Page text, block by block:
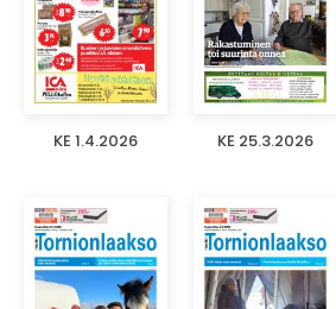
KE 1.4.2026 KE 25.3.2026